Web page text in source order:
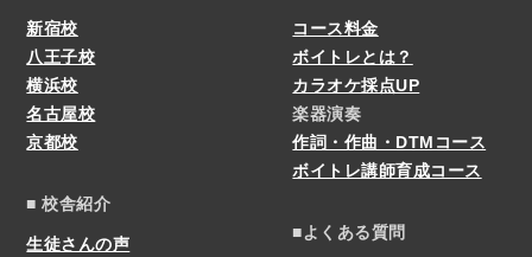
新宿校
八王子校
横浜校
名古屋校
京都校
■ 校舎紹介
生徒さんの声
コース料金
ボイトレとは？
カラオケ採点UP
楽器演奏
作詞・作曲・DTMコース
ボイトレ講師育成コース
■よくある質問